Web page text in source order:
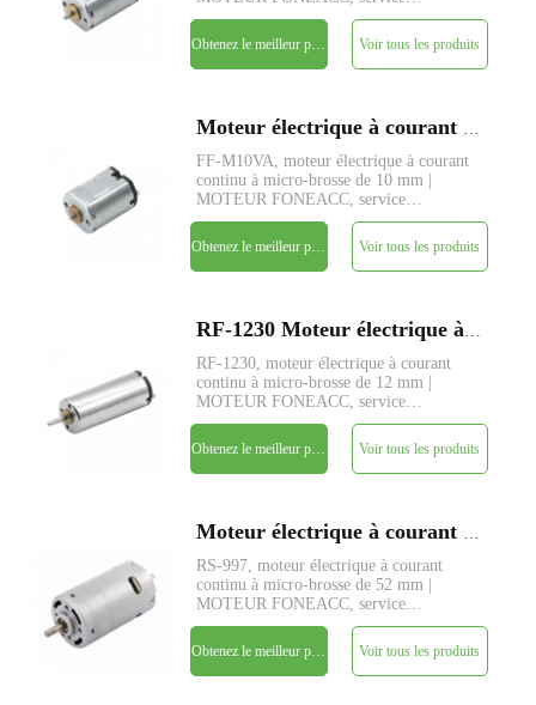
personnalisé de paramètres disponible.
Voir tous les produits
FF-M10VA, moteur électrique à courant
continu à micro-brosse de 10 mm |
MOTEUR FONEACC, service
personnalisé de paramètres disponible.
Voir tous les produits
RF-1230, moteur électrique à courant
continu à micro-brosse de 12 mm |
MOTEUR FONEACC, service
personnalisé de paramètres disponible.
Voir tous les produits
RS-997, moteur électrique à courant
continu à micro-brosse de 52 mm |
MOTEUR FONEACC, service
personnalisé de paramètres disponible.
Voir tous les produits